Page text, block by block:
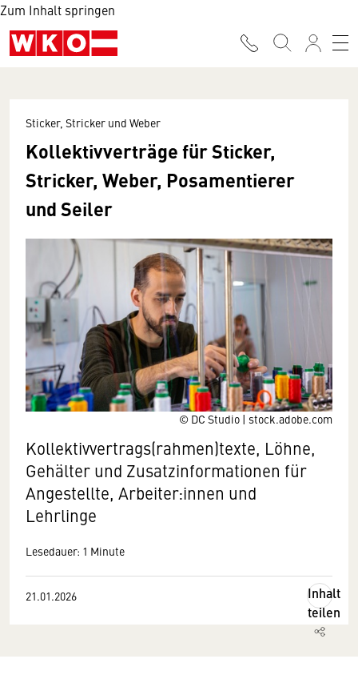
Zum Inhalt springen
© DC Studio | stock.adobe.com
Sticker, Stricker und Weber
Kollektivverträge für Sticker,
Stricker, Weber, Posamentierer
und Seiler
Kollektivvertrags(rahmen)texte, Löhne,
Gehälter und Zusatzinformationen für
Angestellte, Arbeiter:innen und
Lehrlinge
Lesedauer: 1 Minute
21.01.2026
Inhalt
teilen